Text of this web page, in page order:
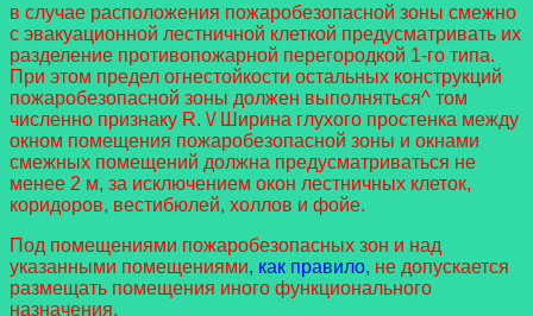
в случае расположения пожаробезопасной зоны смежно
с эвакуационной лестничной клеткой предусматривать их
разделение противопожарной перегородкой 1-го типа.
При этом предел огнестойкости остальных конструкций
пожаробезопасной зоны должен выполняться^ том
численно признаку R. \/ Ширина глухого простенка между
окном помещения пожаробезопасной зоны и окнами
смежных помещений должна предусматриваться не
менее 2 м, за исключением окон лестничных клеток,
коридоров, вестибюлей, холлов и фойе.
Под помещениями пожаробезопасных зон и над
указанными помещениями, как правило, не допускается
размещать помещения иного функционального
назначения.